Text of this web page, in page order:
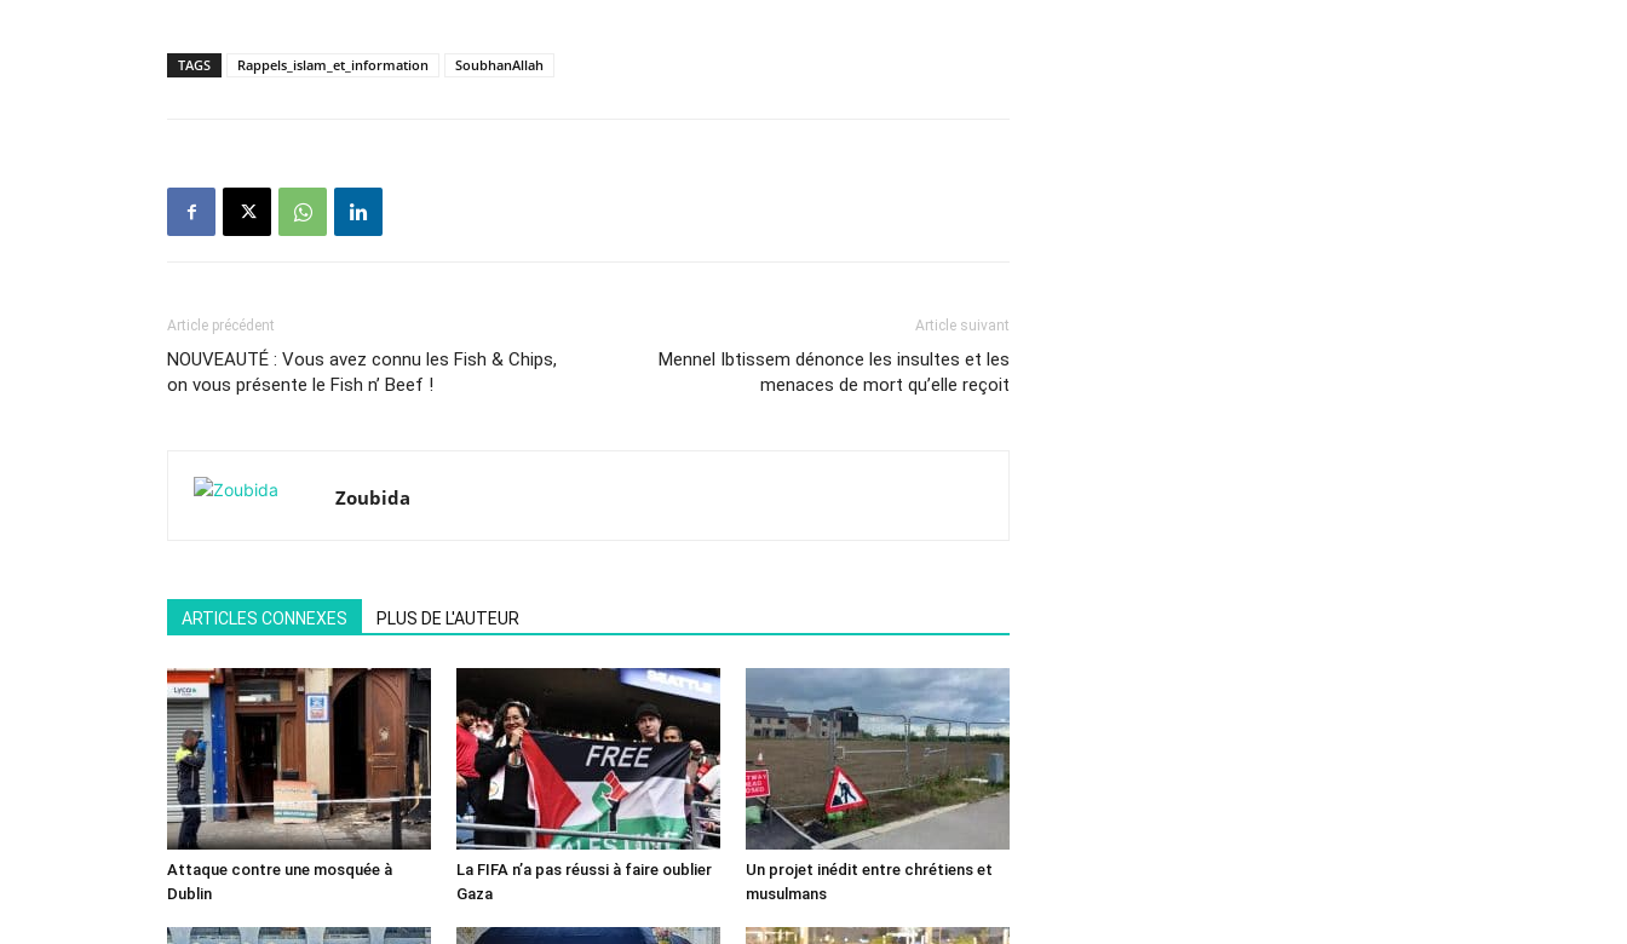
TAGS Rappels_islam_et_information SoubhanAllah
Article précédent
NOUVEAUTÉ : Vous avez connu les Fish & Chips,
on vous présente le Fish n’ Beef !
Article suivant
Mennel Ibtissem dénonce les insultes et les
menaces de mort qu’elle reçoit
Zoubida
ARTICLES CONNEXES PLUS DE L'AUTEUR
Attaque contre une mosquée à
Dublin
La FIFA n’a pas réussi à faire oublier
Gaza
Un projet inédit entre chrétiens et
musulmans